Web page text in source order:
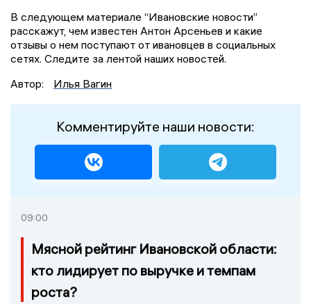
В следующем материале “Ивановские новости”
расскажут, чем известен Антон Арсеньев и какие
отзывы о нем поступают от ивановцев в социальных
сетях. Следите за лентой наших новостей.
Автор:
Илья Вагин
Комментируйте наши новости:
09:00
Мясной рейтинг Ивановской области:
кто лидирует по выручке и темпам
роста?